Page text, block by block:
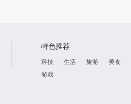
特色推荐
科技 生活 旅游
美食
游戏